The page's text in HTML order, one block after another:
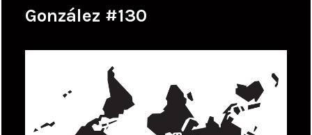
on
González #130